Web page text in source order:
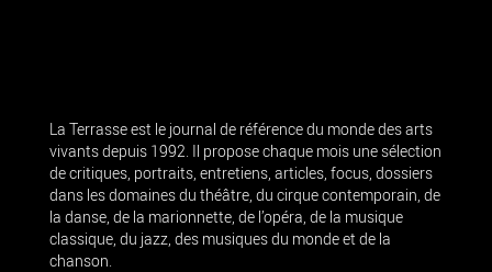
La Terrasse est le journal de référence du monde des arts
vivants depuis 1992. Il propose chaque mois une sélection
de critiques, portraits, entretiens, articles, focus, dossiers
dans les domaines du théâtre, du cirque contemporain, de
la danse, de la marionnette, de l’opéra, de la musique
classique, du jazz, des musiques du monde et de la
chanson.